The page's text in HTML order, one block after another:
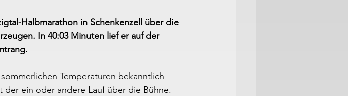
Halbmarathon in Schenkenzell über die
In 40:03 Minuten lief er auf der
Temperaturen bekanntlich
ein oder andere Lauf über die Bühne.